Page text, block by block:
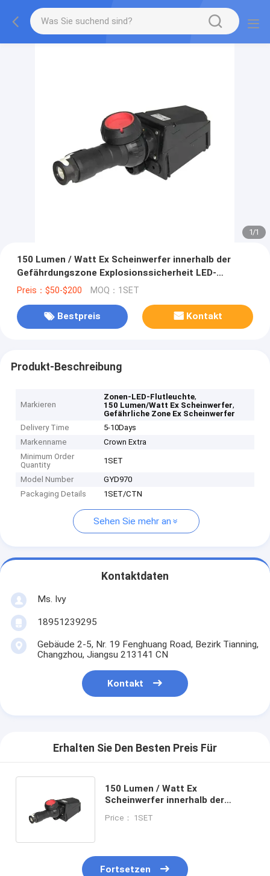
1/1
150 Lumen / Watt Ex Scheinwerfer innerhalb der
Gefährdungszone Explosionssicherheit LED-
Floodlicht
Preis：$50-$200 MOQ：1SET
Bestpreis Kontakt
Produkt-Beschreibung
Markieren
Zonen-LED-Flutleuchte,
150 Lumen/Watt Ex Scheinwerfer,
Gefährliche Zone Ex Scheinwerfer
Delivery Time
5-10Days
Markenname
Crown Extra
Minimum Order
Quantity
1SET
Model Number
GYD970
Packaging Details
1SET/CTN
Sehen Sie mehr an
Kontaktdaten
Ms. Ivy
18951239295
Gebäude 2-5, Nr. 19 Fenghuang Road, Bezirk Tianning,
Changzhou, Jiangsu 213141 CN
Kontakt
Erhalten Sie Den Besten Preis Für
150 Lumen / Watt Ex
Scheinwerfer innerhalb der
Explosionssicherheit LED-
Price： 1SET
Fortsetzen